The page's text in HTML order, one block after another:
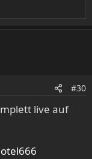
#30
live auf